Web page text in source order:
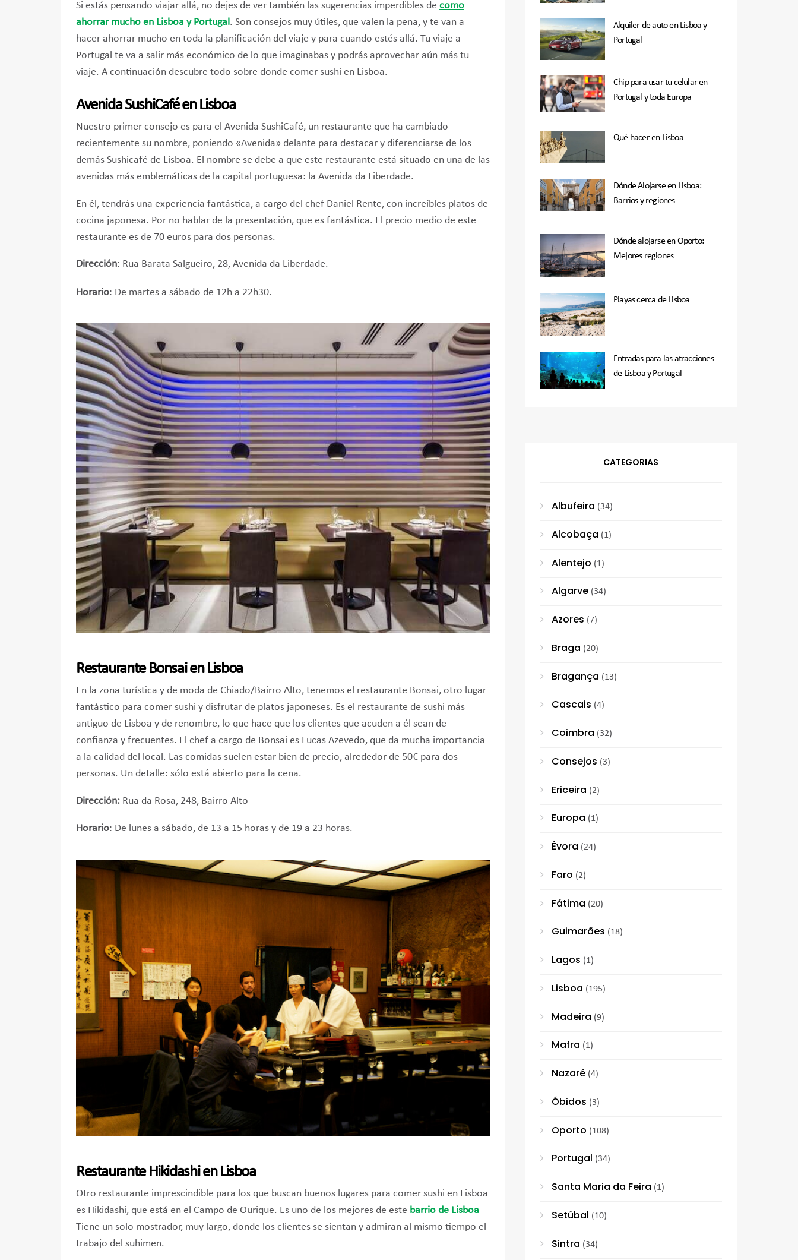
Si estás pensando viajar allá, no dejes de ver también las sugerencias imperdibles de como
ahorrar mucho en Lisboa y Portugal. Son consejos muy útiles, que valen la pena, y te van a
hacer ahorrar mucho en toda la planificación del viaje y para cuando estés allá. Tu viaje a
Portugal te va a salir más económico de lo que imaginabas y podrás aprovechar aún más tu
viaje. A continuación descubre todo sobre donde comer sushi en Lisboa.
Avenida SushiCafé en Lisboa
Nuestro primer consejo es para el Avenida SushiCafé, un restaurante que ha cambiado
recientemente su nombre, poniendo «Avenida» delante para destacar y diferenciarse de los
demás Sushicafé de Lisboa. El nombre se debe a que este restaurante está situado en una de las
avenidas más emblemáticas de la capital portuguesa: la Avenida da Liberdade.
En él, tendrás una experiencia fantástica, a cargo del chef Daniel Rente, con increíbles platos de
cocina japonesa. Por no hablar de la presentación, que es fantástica. El precio medio de este
restaurante es de 70 euros para dos personas.
Dirección: Rua Barata Salgueiro, 28, Avenida da Liberdade.
Horario: De martes a sábado de 12h a 22h30.
Restaurante Bonsai en Lisboa
En la zona turística y de moda de Chiado/Bairro Alto, tenemos el restaurante Bonsai, otro lugar
fantástico para comer sushi y disfrutar de platos japoneses. Es el restaurante de sushi más
antiguo de Lisboa y de renombre, lo que hace que los clientes que acuden a él sean de
confianza y frecuentes. El chef a cargo de Bonsai es Lucas Azevedo, que da mucha importancia
a la calidad del local. Las comidas suelen estar bien de precio, alrededor de 50€ para dos
personas. Un detalle: sólo está abierto para la cena.
Dirección:Rua da Rosa, 248, Bairro Alto
Horario: De lunes a sábado, de 13 a 15 horas y de 19 a 23 horas.
Restaurante Hikidashi en Lisboa
Otro restaurante imprescindible para los que buscan buenos lugares para comer sushi en Lisboa
es Hikidashi, que está en el Campo de Ourique. Es uno de los mejores de este barrio de Lisboa
Tiene un solo mostrador, muy largo, donde los clientes se sientan y admiran al mismo tiempo el
trabajo del suhimen.
Alquiler de auto en Lisboa y
Portugal
Chip para usar tu celular en
Portugal y toda Europa
Qué hacer en Lisboa
Dónde Alojarse en Lisboa:
Barrios y regiones
Dónde alojarse en Oporto:
Mejores regiones
Playas cerca de Lisboa
Entradas para las atracciones
de Lisboa y Portugal
CATEGORIAS
Albufeira (34)
Alcobaça (1)
Alentejo (1)
Algarve (34)
Azores (7)
Braga (20)
Bragança (13)
Cascais (4)
Coimbra (32)
Consejos (3)
Ericeira (2)
Europa (1)
Évora (24)
Faro (2)
Fátima (20)
Guimarães (18)
Lagos (1)
Lisboa (195)
Madeira (9)
Mafra (1)
Nazaré (4)
Óbidos (3)
Oporto (108)
Portugal (34)
Santa Maria da Feira (1)
Setúbal (10)
Sintra (34)